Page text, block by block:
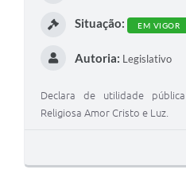
Situação: EM VIGOR
Autoria: Legislativo
Declara de utilidade
Religiosa Amor Cristo e Luz.